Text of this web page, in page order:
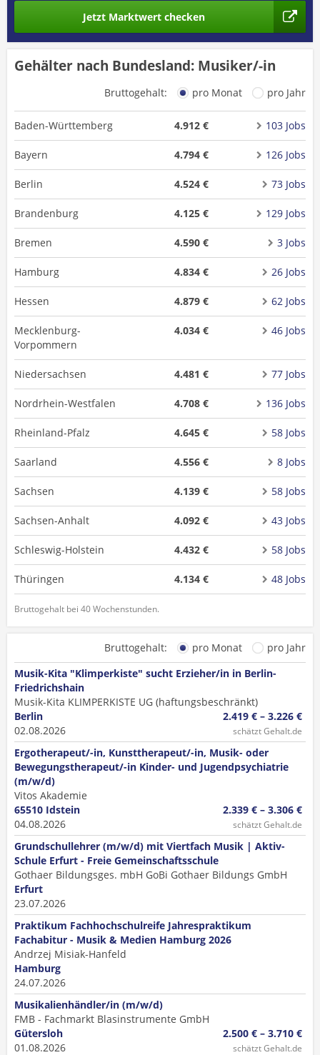
Jetzt Marktwert checken
Gehälter nach Bundesland: Musiker/-in
Bruttogehalt: pro Monat pro Jahr
Baden-Württemberg 4.912 € 103 Jobs
Bayern 4.794 € 126 Jobs
Berlin 4.524 € 73 Jobs
Brandenburg 4.125 € 129 Jobs
Bremen 4.590 € 3 Jobs
Hamburg 4.834 € 26 Jobs
Hessen 4.879 € 62 Jobs
Mecklenburg-
Vorpommern
4.034 € 46 Jobs
Niedersachsen 4.481 € 77 Jobs
Nordrhein-Westfalen 4.708 € 136 Jobs
Rheinland-Pfalz 4.645 € 58 Jobs
Saarland 4.556 € 8 Jobs
Sachsen 4.139 € 58 Jobs
Sachsen-Anhalt 4.092 € 43 Jobs
Schleswig-Holstein 4.432 € 58 Jobs
Thüringen 4.134 € 48 Jobs
Bruttogehalt bei 40 Wochenstunden.
Bruttogehalt: pro Monat
pro Jahr
Musik-Kita "Klimperkiste" sucht Erzieher/in in Berlin-
Friedrichshain
Musik-Kita KLIMPERKISTE UG (haftungsbeschränkt)
Berlin
02.08.2026
2.419 € – 3.226 €
schätzt Gehalt.de
Ergotherapeut/-in, Kunsttherapeut/-in, Musik- oder
Bewegungstherapeut/-in Kinder- und Jugendpsychiatrie
(m/w/d)
Vitos Akademie
65510 Idstein
04.08.2026
2.339 € – 3.306 €
schätzt Gehalt.de
Grundschullehrer (m/w/d) mit Viertfach Musik | Aktiv-
Schule Erfurt - Freie Gemeinschaftsschule
Gothaer Bildungsges. mbH GoBi Gothaer Bildungs GmbH
Erfurt
23.07.2026
Praktikum Fachhochschulreife Jahrespraktikum
Fachabitur - Musik & Medien Hamburg 2026
Andrzej Misiak-Hanfeld
Hamburg
24.07.2026
Musikalienhändler/in (m/w/d)
FMB - Fachmarkt Blasinstrumente GmbH
Gütersloh
01.08.2026
2.500 € – 3.710 €
schätzt Gehalt.de